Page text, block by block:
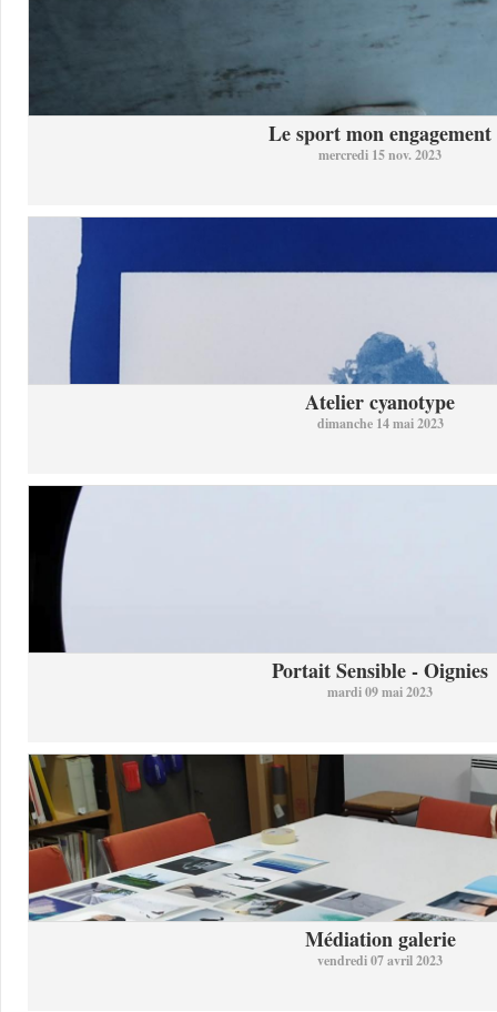
Le sport mon engagement
mercredi 15 nov. 2023
Atelier cyanotype
dimanche 14 mai 2023
Portait Sensible - Oignies
mardi 09 mai 2023
Médiation galerie
vendredi 07 avril 2023